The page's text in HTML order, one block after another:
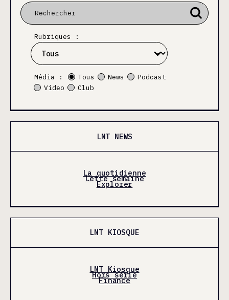
Rubriques :
Média : Tous News
Podcast
Video
Club
LNT NEWS
La quotidienne
Cette semaine
Explorer
LNT KIOSQUE
LNT Kiosque
Hors série
Finance